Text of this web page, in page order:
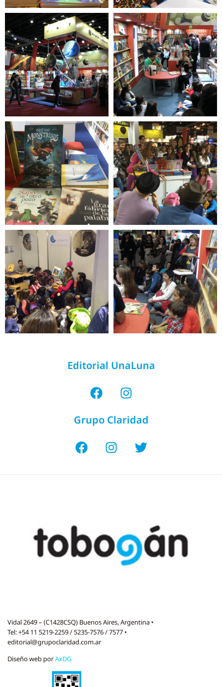
Editorial UnaLuna
Grupo Claridad
Vidal 2649 – (C1428CSQ) Buenos Aires, Argentina •
Tel: +54 11 5219-2259 / 5235-7576 / 7577 •
editorial@grupoclaridad.com.ar
Diseño web porAxDG